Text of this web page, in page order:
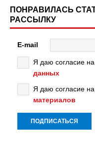
ПОНРАВИЛАСЬ
РАССЫЛКУ
E-mail
Я даю согласие на
данных
Я даю согласие на
материалов